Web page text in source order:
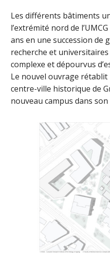
Les différents bâtiments
l’extrémité nord de
ans en une succession de
recherche et
complexe et dépourvus
Le nouvel ouvrage rétablit
centre-ville historique de
nouveau campus dans